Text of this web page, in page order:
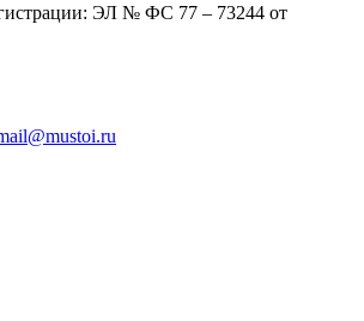
ЭЛ № ФС 77 – 73244 от